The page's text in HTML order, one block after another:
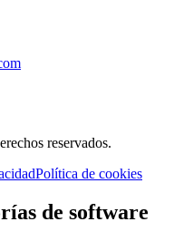
reservados.
Política de cookies
de software